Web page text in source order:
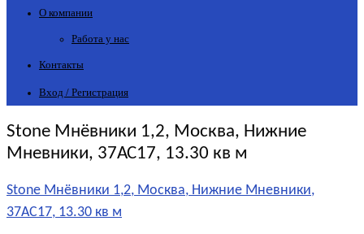
О компании
Работа у нас
Контакты
Вход / Регистрация
Stone Мнёвники 1,2, Москва, Нижние
Мневники, 37АС17, 13.30 кв м
Stone Мнёвники 1,2, Москва, Нижние Мневники,
37АС17, 13.30 кв м